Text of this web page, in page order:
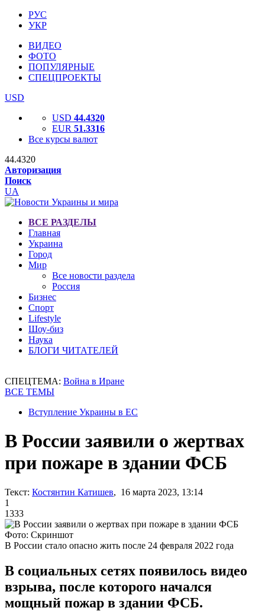
РУС
УКР
ВИДЕО
ФОТО
ПОПУЛЯРНЫЕ
СПЕЦПРОЕКТЫ
USD
USD 44.4320
EUR 51.3316
Все курсы валют
44.4320
Авторизация
Поиск
UA
ВСЕ РАЗДЕЛЫ
Главная
Украина
Город
Мир
Все новости раздела
Россия
Бизнес
Спорт
Lifestyle
Шоу-биз
Наука
БЛОГИ ЧИТАТЕЛЕЙ
СПЕЦТЕМА: Война в Иране
ВСЕ ТЕМЫ
Вступление Украины в ЕС
В России заявили о жертвах
при пожаре в здании ФСБ
Текст: Костянтин Катишев, 16 марта 2023, 13:14
1
1333
Фото: Скриншот
В России стало опасно жить после 24 февраля 2022 года
В социальных сетях появилось видео
взрыва, после которого начался
мощный пожар в здании ФСБ.